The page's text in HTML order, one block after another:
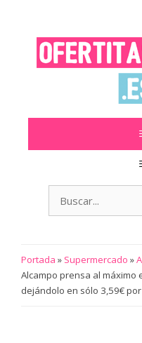
contenido
Portada » Supermercado »
Alcampo prensa al máximo
dejándolo en sólo 3,59€